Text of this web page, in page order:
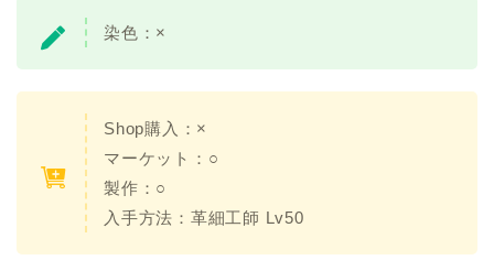
染色： ×
Shop購入： ×
マーケット：○
製作：○
入手方法： 革細工師 Lv50